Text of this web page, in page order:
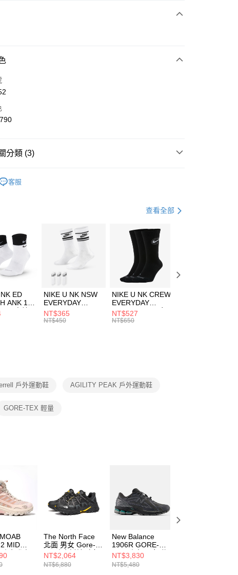
付款
庫商業銀行
業銀行
業儲蓄銀行
華商業銀行
業銀行
際商業銀行
先享後付」】
：先確認商品／服務後，再付款。
先享後付」結帳流程】
帳方式選擇「AFTEE先享後付」後，將跳轉至「AFTEE先享後
頁面，進行簡訊認證並確認金額後，即可完成結帳。
成立數日內，您將收到繳費通知簡訊。
繳費通知簡訊後14天內，點擊此簡訊中的連結，可透過四大超商
網路銀行／等多元方式進行付款，方視為交易完成。
：結帳手續完成當下不需立刻繳費，但若您需要取消訂單，請聯
品的店家。未經商家同意取消之訂單仍視為有效，需透過AFTEE
繳納相關費用。
由恩沛科技股份有限公司提供之「AFTEE先享後付」服務完成之
依本服務之必要範圍內提供個人資料，並將交易相關給付款項請
個人資料處理事宜，請瀏覽以下網址：
一人註冊多個帳號或使用他人資訊註冊。若發現惡意使用之情
科技股份有限公司將有權停止該用戶之使用額度並採取法律行
，滿NT$1,500(含以上)免運費
，滿NT$1,500(含以上)免運費
市自取
，滿NT$1,500(含以上)免運費
分類 (3)
客服
查看全部
ED
ANK 1P
男 中統
NIKE U NK NSW
EVERYDAY
ESSENTIAL CR
男女 短統襪
NT$365
NT$450
NIKE U NK CREW
EVERYDAY
BBALL 3PR 男女
長統襪
NT$527
NT$650
戶外運動鞋 AGILITY PEAK 戶外運動鞋
GORE-TEX 輕量
MID
水登山
The North Face
北面 男女 Gore-
Tex防水抓地耐磨
徒步鞋
NF0A8ADUKT0
NT$2,064
NT$6,880
New Balance
1906R GORE-
TEX 防水 男女 休
閒鞋 U19061VF-D
NT$3,830
NT$5,480